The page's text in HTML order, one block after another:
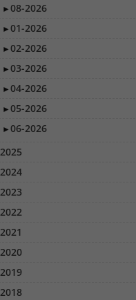
►08-2026
►01-2026
►02-2026
►03-2026
►04-2026
►05-2026
►06-2026
2025
2024
2023
2022
2021
2020
2019
2018